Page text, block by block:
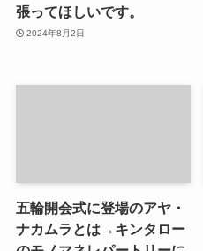
張ってほしいです。
2024年8月2日
五輪開会式に登場のアヤ・
ナカムラとは→キンタロー